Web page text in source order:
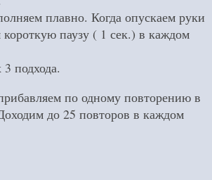
плавно. Когда опускаем руки
короткую паузу ( 1 сек.) в каждом
подхода.
по одному повторению в
до 25 повторов в каждом